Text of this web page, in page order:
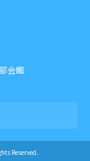
会館
Reserved.